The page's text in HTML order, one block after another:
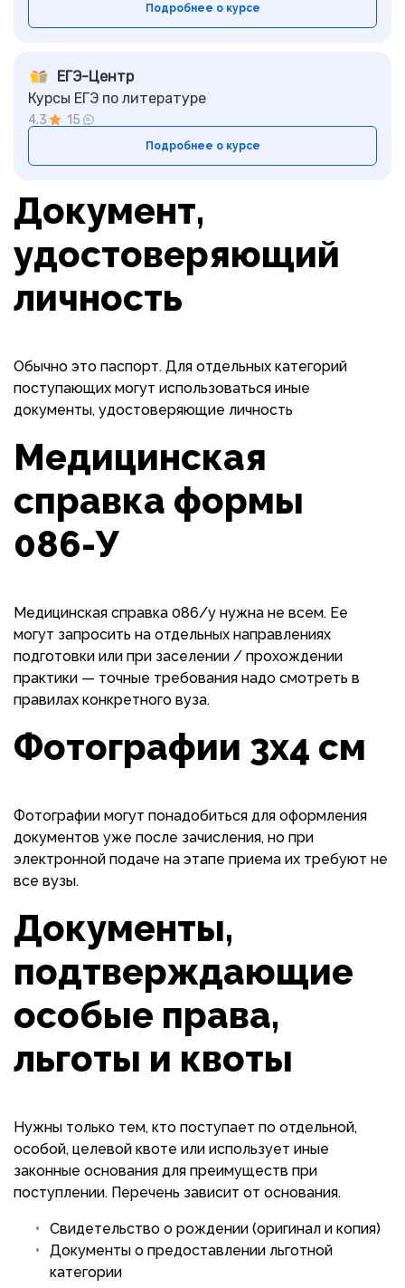
Подробнее о курсе
ЕГЭ-Центр
Курсы ЕГЭ по литературе
4.3 15
Подробнее о курсе
Документ,
удостоверяющий
личность
Обычно это паспорт. Для отдельных категорий
поступающих могут использоваться иные
документы, удостоверяющие личность
Медицинская
справка формы
086-У
Медицинская справка 086/у нужна не всем. Ее
могут запросить на отдельных направлениях
подготовки или при заселении / прохождении
практики — точные требования надо смотреть в
правилах конкретного вуза.
Фотографии 3х4 см
Фотографии могут понадобиться для оформления
документов уже после зачисления, но при
электронной подаче на этапе приема их требуют не
все вузы.
Документы,
подтверждающие
особые права,
льготы и квоты
Нужны только тем, кто поступает по отдельной,
особой, целевой квоте или использует иные
законные основания для преимуществ при
поступлении. Перечень зависит от основания.
Свидетельство о рождении (оригинал и копия)
Документы о предоставлении льготной
категории